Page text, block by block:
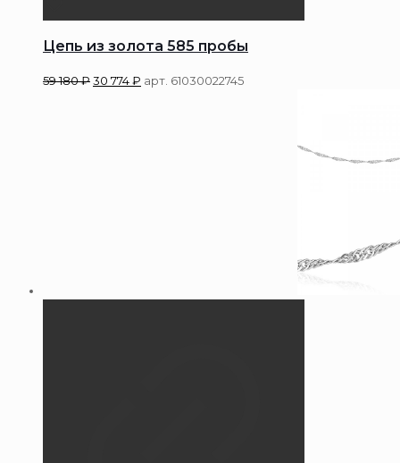
Цепь из золота 585 пробы
59 180₽30 774₽ арт. 61030022745